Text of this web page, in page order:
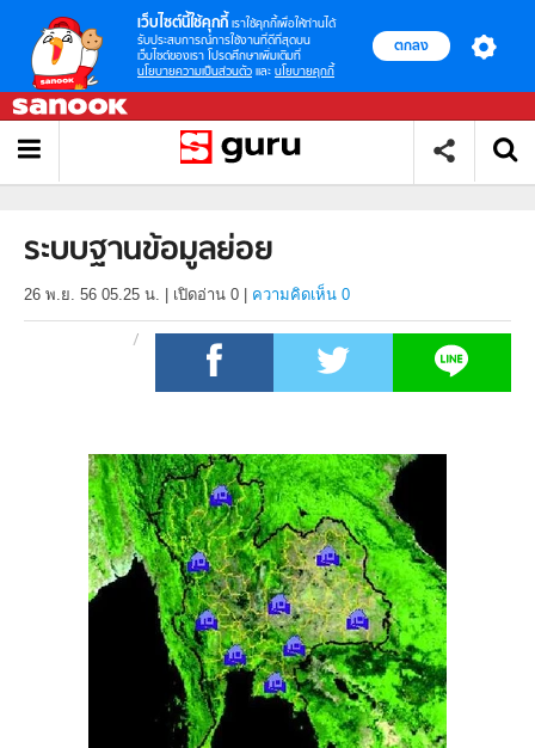
เว็บไซต์นี้ใช้คุกกี้ เราใช้คุกกี้เพื่อให้ท่านได้
รับประสบการณ์การใช้งานที่ดีที่สุดบน
เว็บไซต์ของเรา โปรดศึกษาเพิ่มเติมที่
นโยบายความเป็นส่วนตัว และ นโยบายคุกกี้
ตกลง
ระบบฐานข้อมูลย่อย
26 พ.ย. 56 05.25 น. เปิดอ่าน 0 ความคิดเห็น 0